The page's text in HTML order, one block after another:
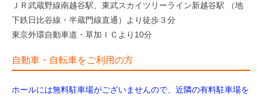
ＪＲ武蔵野線南越谷駅、東武スカイツリーライン新越谷駅 （地
下鉄日比谷線・半蔵門線直通）より徒歩３分
東京外環自動車道・草加ＩＣより10分
自動車・自転車をご利用の方
ホールには無料駐車場がございませんので、近隣の有料駐車場を